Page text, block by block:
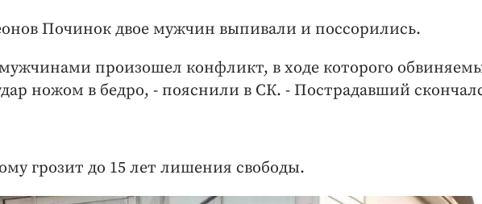
Починок двое мужчин выпивали и поссорились.
произошел конфликт, в ходе которого
ножом в бедро, - пояснили в СК. - Пострадавший
грозит до 15 лет лишения свободы.